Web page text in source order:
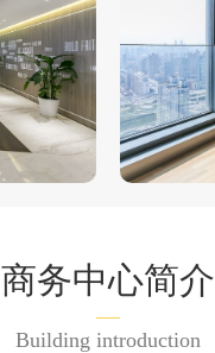
商务中心简介
Building introduction